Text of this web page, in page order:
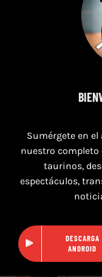
7 de agosto
Sumérgete en
nuestro completo
taurinos,
espectáculos,
DESCARGA
ANDROID